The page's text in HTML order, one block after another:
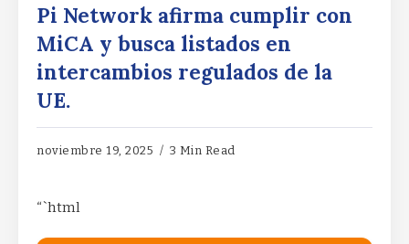
Pi Network afirma cumplir con
MiCA y busca listados en
intercambios regulados de la
UE.
noviembre 19, 2025 3 Min Read
“`html